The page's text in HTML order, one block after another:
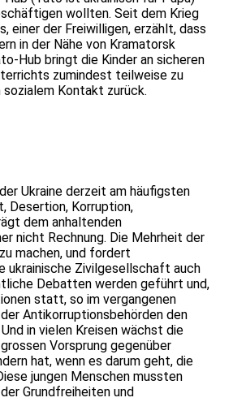
wollten. Seit dem Krieg
einer der Freiwilligen, erzählt, dass
in der Nähe von Kramatorsk
Hub bringt die Kinder an sicheren
zumindest teilweise zu
sozialem Kontakt zurück.
Ukraine derzeit am häufigsten
Desertion, Korruption,
dem anhaltenden
nicht Rechnung. Die Mehrheit der
machen, und fordert
ukrainische Zivilgesellschaft auch
Debatten werden geführt und,
statt, so im vergangenen
Antikorruptionsbehörden den
in vielen Kreisen wächst die
Vorsprung gegenüber
hat, wenn es darum geht, die
jungen Menschen mussten
Grundfreiheiten und